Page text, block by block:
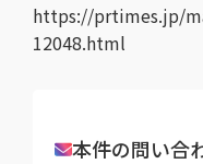
https://prtimes.jp/
12048.html
本件の問い合